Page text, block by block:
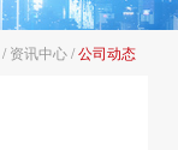
资讯中心 公司动态